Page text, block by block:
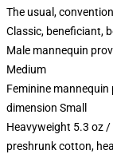
The usual,
Classic, beneficiant,
Male mannequin
Medium
Feminine
dimension Small
Heavyweight 5.3 oz
preshrunk cotton,